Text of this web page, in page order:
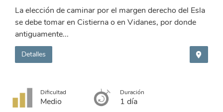
La elección de caminar por el margen derecho del Esla
se debe tomar en Cistierna o en Vidanes, por donde
antiguamente...
Detalles
Dificultad
Medio
Duración
1 día